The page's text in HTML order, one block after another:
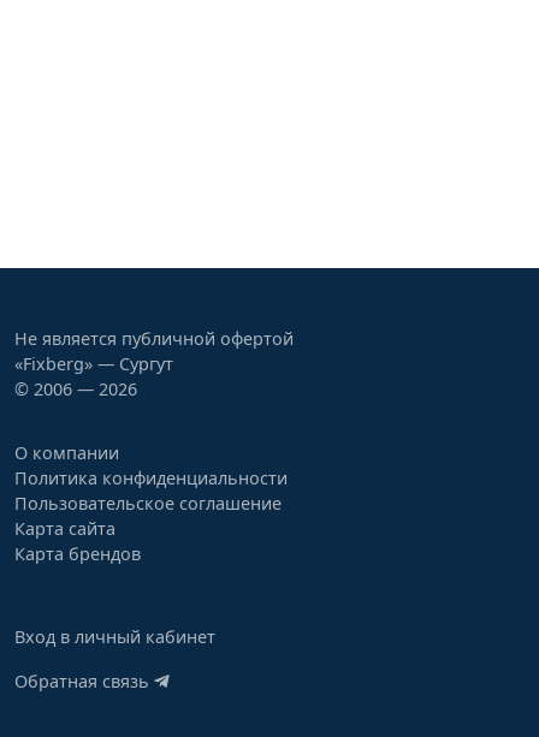
Не является публичной офертой
«Fixberg» — Сургут
© 2006 — 2026
О компании
Политика конфиденциальности
Пользовательское соглашение
Карта сайта
Карта брендов
Вход в личный кабинет
Обратная связь